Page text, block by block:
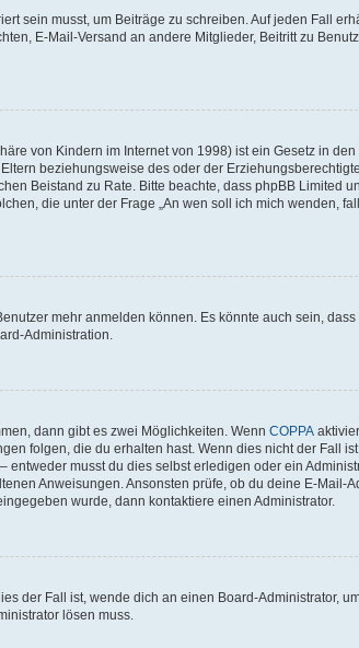
sein musst, um Beiträge zu schreiben. Auf jeden Fall
E-Mail-Versand an andere Mitglieder, Beitritt zu
von Kindern im Internet von 1998) ist ein Gesetz in
beziehungsweise des oder der
Beistand zu Rate. Bitte beachte, dass phpBB Limited
die unter der Frage „An wen soll ich mich wenden,
mehr anmelden können. Es könnte auch sein,
Administration.
dann gibt es zwei Möglichkeiten. Wenn COPPA
folgen, die du erhalten hast. Wenn dies nicht der Fall
musst du dies selbst erledigen oder ein
Anweisungen. Ansonsten prüfe, ob du deine E-Mail-
wurde, dann kontaktiere einen Administrator.
der Fall ist, wende dich an einen Board-Administrator,
lösen muss.